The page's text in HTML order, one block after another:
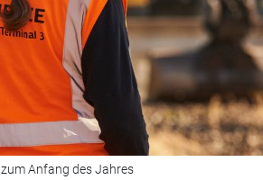
Anfang des Jahres